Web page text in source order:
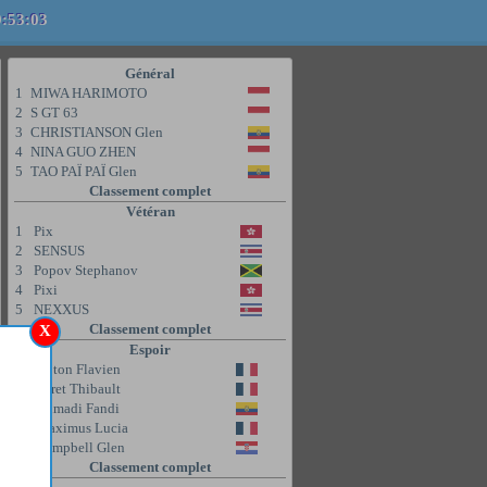
X
Général
1 MIWA HARIMOTO
2 S GT 63
3 CHRISTIANSON Glen
4 NINA GUO ZHEN
5 TAO PAÏ PAÏ Glen
Classement complet
Vétéran
1
Pix
2
SENSUS
3
Popov Stephanov
4
Pixi
5
NEXXUS
Classement complet
Espoir
Coton Flavien
Poret Thibault
Ahmadi Fandi
Maximus Lucia
Campbell Glen
Classement complet